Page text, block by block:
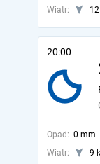
Wiatr:
20:00
Opad: 0 mm
Wiatr:
9